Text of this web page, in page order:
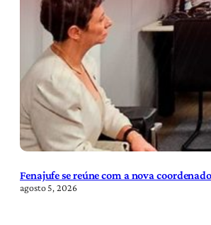
Fenajufe se reúne com a nova
agosto 5, 2026